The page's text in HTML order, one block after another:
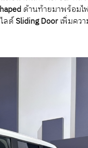
ด้านท้ายมาพร้อม
ลด์Sliding Doorเพิ่มคว